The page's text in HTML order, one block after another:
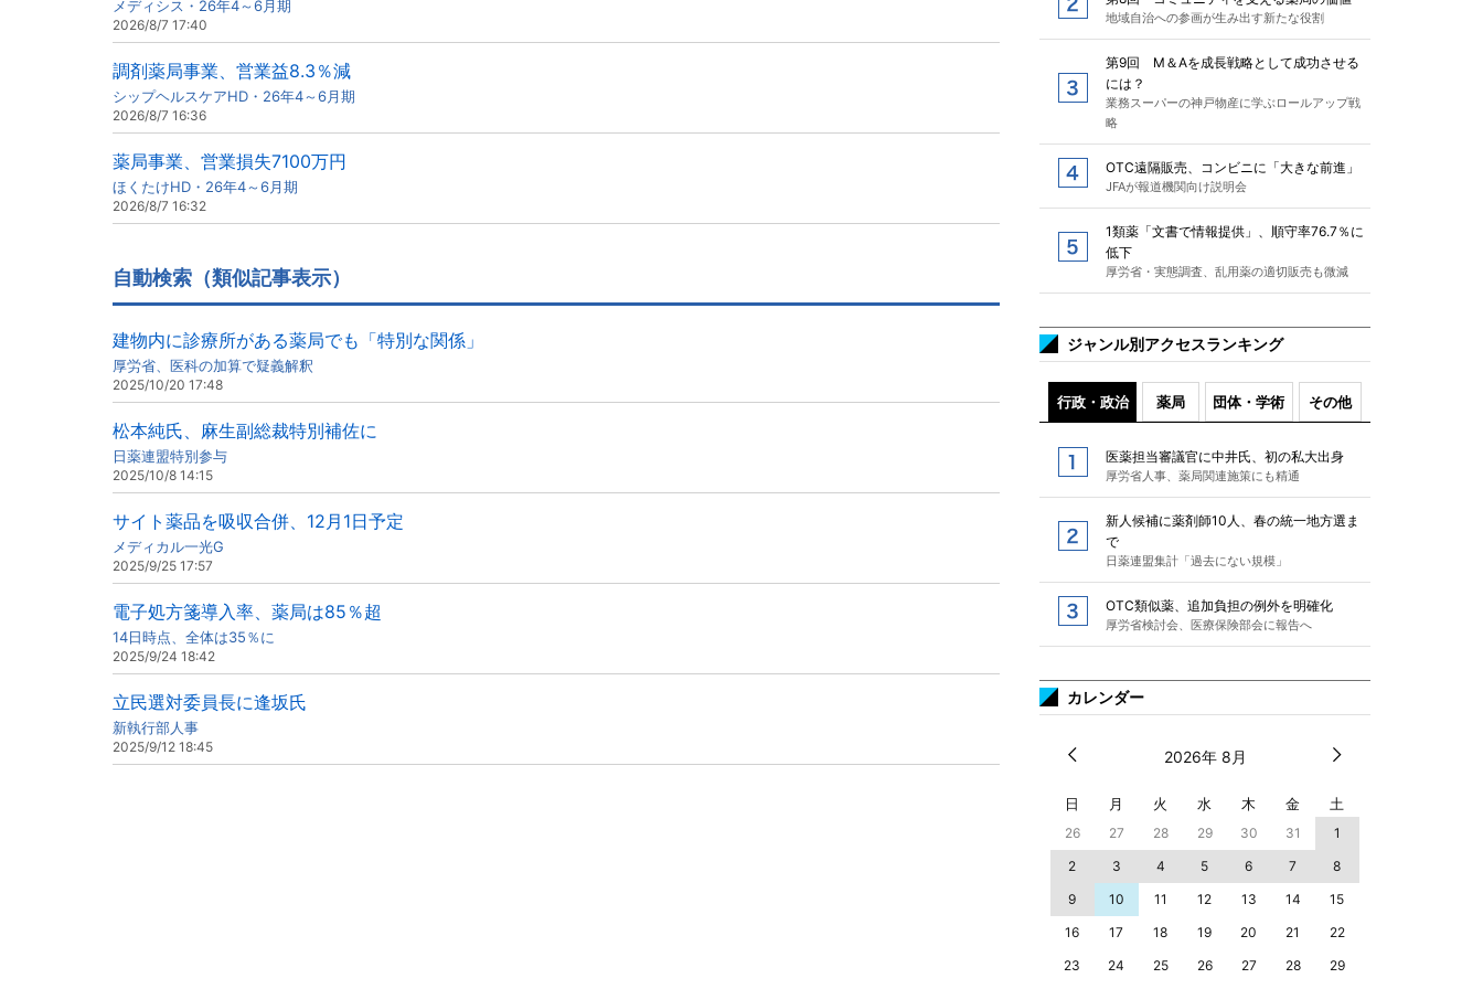
メディシス・26年4～6月期
2026/8/7 17:40
調剤薬局事業、営業益8.3％減
シップヘルスケアHD・26年4～6月期
2026/8/7 16:36
薬局事業、営業損失7100万円
ほくたけHD・26年4～6月期
2026/8/7 16:32
自動検索（類似記事表示）
建物内に診療所がある薬局でも「特別な関係」
厚労省、医科の加算で疑義解釈
2025/10/20 17:48
松本純氏、麻生副総裁特別補佐に
日薬連盟特別参与
2025/10/8 14:15
サイト薬品を吸収合併、12月1日予定
メディカル一光G
2025/9/25 17:57
電子処方箋導入率、薬局は85％超
14日時点、全体は35％に
2025/9/24 18:42
立民選対委員長に逢坂氏
新執行部人事
2025/9/12 18:45
地域自治への参画が生み出す新たな役割
第9回 M＆Aを成長戦略として成功させる
には？
業務スーパーの神戸物産に学ぶロールアップ戦
略
OTC遠隔販売、コンビニに「大きな前進」
JFAが報道機関向け説明会
1類薬「文書で情報提供」、順守率76.7％に
低下
厚労省・実態調査、乱用薬の適切販売も微減
ジャンル別アクセスランキング
行政・政治 薬局 団体・学術 その他
医薬担当審議官に中井氏、初の私大出身
厚労省人事、薬局関連施策にも精通
新人候補に薬剤師10人、春の統一地方選ま
で
日薬連盟集計「過去にない規模」
OTC類似薬、追加負担の例外を明確化
厚労省検討会、医療保険部会に報告へ
カレンダー
2026年 8月
日 月 火 水 木 金 土
26 27 28 29 30 31
1
2
3 4 5 6 7
8
9
10 11 12 13 14
15
16
17 18 19 20 21
22
23
24 25 26 27 28
29